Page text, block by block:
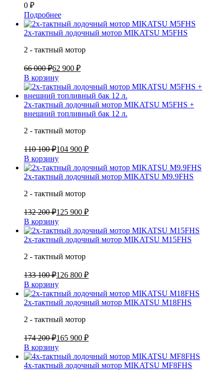
0 ₽
Подробнее
2х-тактный лодочный мотор MIKATSU M5FHS
2 - тактный мотор
66 000 ₽62 900 ₽
В корзину
2х-тактный лодочный мотор MIKATSU M5FHS +
внешний топливный бак 12 л.
2 - тактный мотор
110 100 ₽104 900 ₽
В корзину
2х-тактный лодочный мотор MIKATSU M9.9FHS
2 - тактный мотор
132 200 ₽125 900 ₽
В корзину
2х-тактный лодочный мотор MIKATSU M15FHS
2 - тактный мотор
133 100 ₽126 800 ₽
В корзину
2х-тактный лодочный мотор MIKATSU M18FHS
2 - тактный мотор
174 200 ₽165 900 ₽
В корзину
4х-тактный лодочный мотор MIKATSU MF8FHS